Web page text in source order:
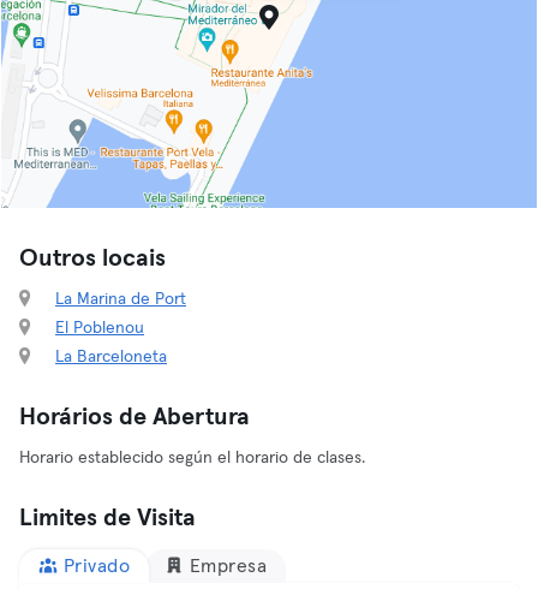
Outros locais
La Marina de Port
El Poblenou
La Barceloneta
Horários de Abertura
Horario establecido según el horario de clases.
Limites de Visita
Privado Empresa